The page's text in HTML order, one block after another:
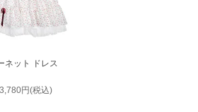
ネット ドレス
円(税込)